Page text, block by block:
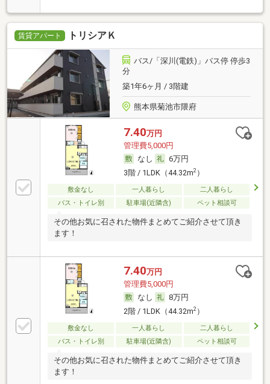
賃貸アパート トリシアＫ
バス/「深川(電鉄)」バス停 停歩3
分
築1年6ヶ月 / 3階建
熊本県菊池市隈府
7.40万円
管理費5,000円
なし
6万円
3階 / 1LDK（44.32m2）
敷金なし 一人暮らし
二人暮らし
バス・トイレ別
駐車場(近隣含) ペット相談可
その他お気に召された物件まとめてご紹介させて頂き
ます！
7.40万円
管理費5,000円
なし
8万円
2階 / 1LDK（44.32m2）
敷金なし 一人暮らし
二人暮らし
バス・トイレ別
駐車場(近隣含) ペット相談可
その他お気に召された物件まとめてご紹介させて頂き
ます！